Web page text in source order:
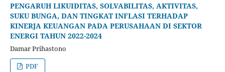
PENGARUH LIKUIDITAS, SOLVABILITAS, AKTIVITAS,
SUKU BUNGA, DAN TINGKAT INFLASI TERHADAP
KINERJA KEUANGAN PADA PERUSAHAAN DI SEKTOR
ENERGI TAHUN 2022-2024
Damar Prihastono
PDF